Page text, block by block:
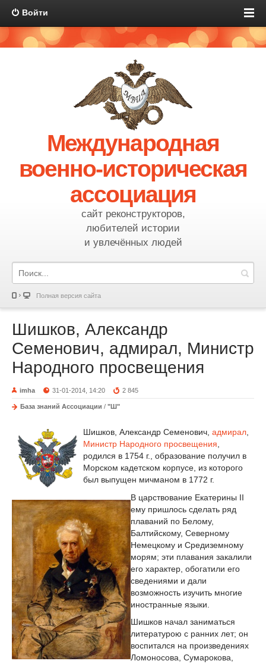
Войти
Международная
военно-историческая
ассоциация
сайт реконструкторов,
любителей истории
и увлечённых людей
Полная версия сайта
Шишков, Александр
Семенович, адмирал, Министр
Народного просвещения
imha 31-01-2014, 14:20 2 845
База знаний Ассоциации / "Ш"
Шишков, Александр Семенович, адмирал
Министр Народного просвещения
родился в 1754 г., образование получил в
Морском кадетском корпусе, из которого
был выпущен мичманом в 1772 г.
В царствование Екатерины II
ему пришлось сделать ряд
плаваний по Белому,
Балтийскому, Северному
Немецкому и Средиземному
морям; эти плавания закалили
его характер, обогатили его
сведениями и дали
возможность изучить многие
иностранные языки.
Шишков начал заниматься
литературою с ранних лет; он
воспитался на произведениях
Ломоносова, Сумарокова,